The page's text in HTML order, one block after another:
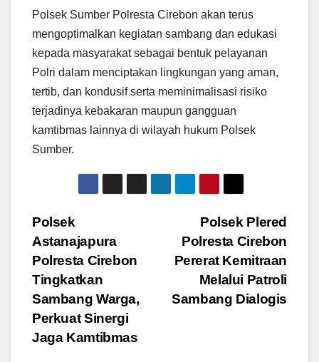
Polsek Sumber Polresta Cirebon akan terus
mengoptimalkan kegiatan sambang dan edukasi
kepada masyarakat sebagai bentuk pelayanan
Polri dalam menciptakan lingkungan yang aman,
tertib, dan kondusif serta meminimalisasi risiko
terjadinya kebakaran maupun gangguan
kamtibmas lainnya di wilayah hukum Polsek
Sumber.
Navigasi
pos
Polsek Plered
Polresta Cirebon
Pererat Kemitraan
Melalui Patroli
Sambang Dialogis
Polsek
Astanajapura
Polresta Cirebon
Tingkatkan
Sambang Warga,
Perkuat Sinergi
Jaga Kamtibmas